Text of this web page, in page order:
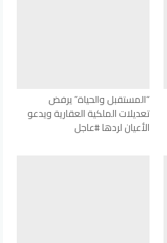
“المستقبل والحياة” يرفض
تعديلات الملكية العقارية ويدعو
الأعيان لردها #عاجل